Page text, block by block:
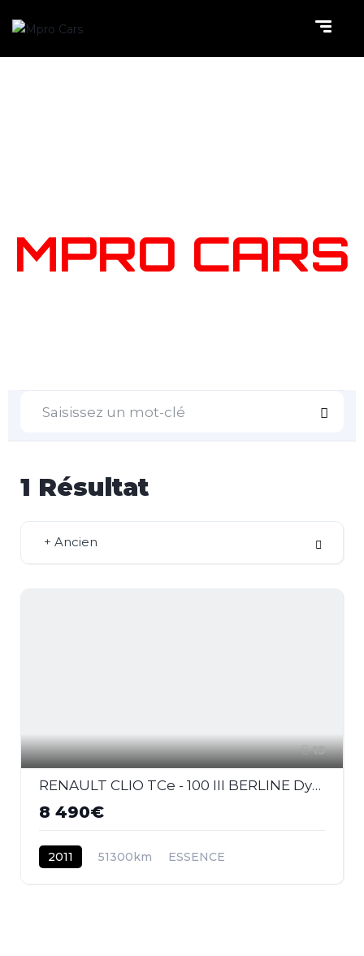
MPRO CARS
1 Résultat
+ Ancien
15
RENAULT CLIO TCe - 100 III BERLINE Dynamique TomTom PHASE 2
8 490€
2011 51300km ESSENCE